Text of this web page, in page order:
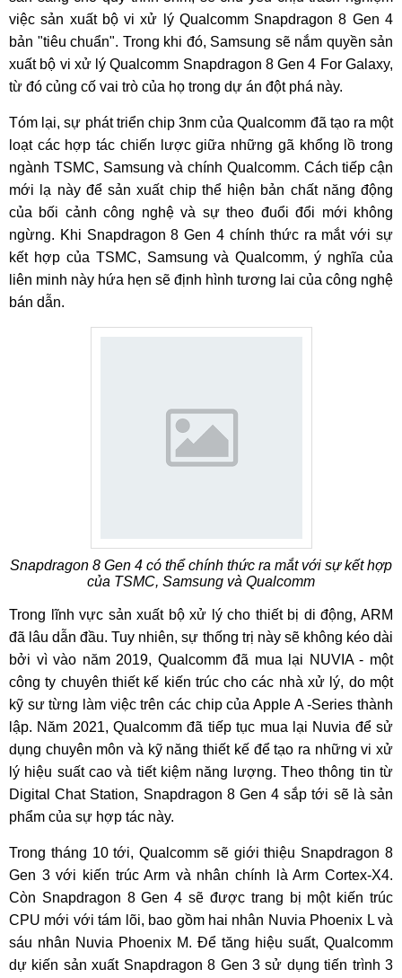
việc sản xuất bộ vi xử lý Qualcomm Snapdragon 8 Gen 4
bản "tiêu chuẩn". Trong khi đó, Samsung sẽ nắm quyền sản
xuất bộ vi xử lý Qualcomm Snapdragon 8 Gen 4 For Galaxy,
từ đó củng cố vai trò của họ trong dự án đột phá này.
Tóm lại, sự phát triển chip 3nm của Qualcomm đã tạo ra một
loạt các hợp tác chiến lược giữa những gã khổng lồ trong
ngành TSMC, Samsung và chính Qualcomm. Cách tiếp cận
mới lạ này để sản xuất chip thể hiện bản chất năng động
của bối cảnh công nghệ và sự theo đuổi đổi mới không
ngừng. Khi Snapdragon 8 Gen 4 chính thức ra mắt với sự
kết hợp của TSMC, Samsung và Qualcomm, ý nghĩa của
liên minh này hứa hẹn sẽ định hình tương lai của công nghệ
bán dẫn.
Snapdragon 8 Gen 4 có thể chính thức ra mắt với sự kết hợp
của TSMC, Samsung và Qualcomm
Trong lĩnh vực sản xuất bộ xử lý cho thiết bị di động, ARM
đã lâu dẫn đầu. Tuy nhiên, sự thống trị này sẽ không kéo dài
bởi vì vào năm 2019, Qualcomm đã mua lại NUVIA - một
công ty chuyên thiết kế kiến trúc cho các nhà xử lý, do một
kỹ sư từng làm việc trên các chip của Apple A -Series thành
lập. Năm 2021, Qualcomm đã tiếp tục mua lại Nuvia để sử
dụng chuyên môn và kỹ năng thiết kế để tạo ra những vi xử
lý hiệu suất cao và tiết kiệm năng lượng. Theo thông tin từ
Digital Chat Station, Snapdragon 8 Gen 4 sắp tới sẽ là sản
phẩm của sự hợp tác này.
Trong tháng 10 tới, Qualcomm sẽ giới thiệu Snapdragon 8
Gen 3 với kiến trúc Arm và nhân chính là Arm Cortex-X4.
Còn Snapdragon 8 Gen 4 sẽ được trang bị một kiến trúc
CPU mới với tám lõi, bao gồm hai nhân Nuvia Phoenix L và
sáu nhân Nuvia Phoenix M. Để tăng hiệu suất, Qualcomm
dự kiến sản xuất Snapdragon 8 Gen 3 sử dụng tiến trình 3